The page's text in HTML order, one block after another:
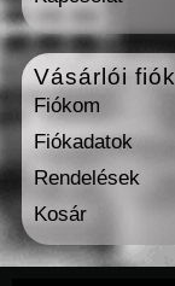
Vásárlói fiók
Fiókom
Fiókadatok
Rendelések
Kosár